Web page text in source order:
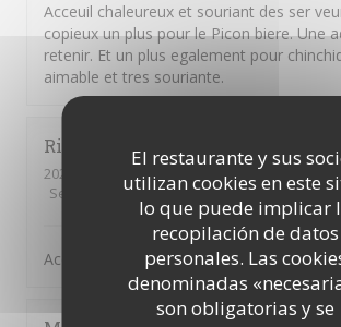
El restaurante y sus
utilizan cookies en este
lo que puede implicar
recopilación de datos
personales. Las
denominadas
son obligatorias y se
Acceuil chaleureux et souriant des ser
copieux un plus pour le Picon biere. Une
retenir. Et un plus egalement pour
aimable et tres souriante.
Richard
2026-08-08
- 12:45 - Invitados 4
Servicio
/5 Ambiente: 5/5 Menú: 4/5
Accueil - service- qualité au top